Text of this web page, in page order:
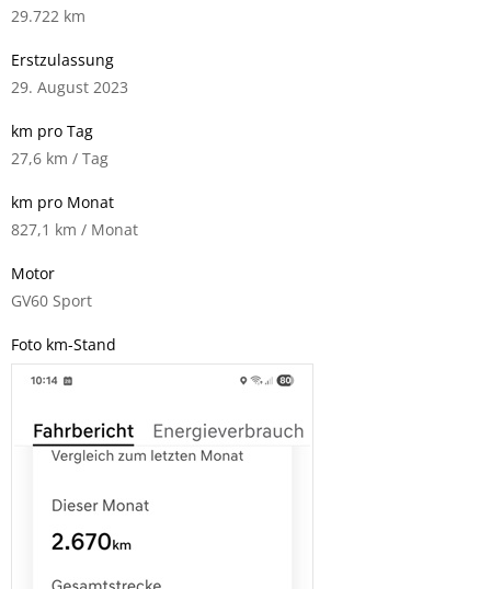
29.722 km
Erstzulassung
29. August 2023
km pro Tag
27,6 km / Tag
km pro Monat
827,1 km / Monat
Motor
GV60 Sport
Foto km-Stand